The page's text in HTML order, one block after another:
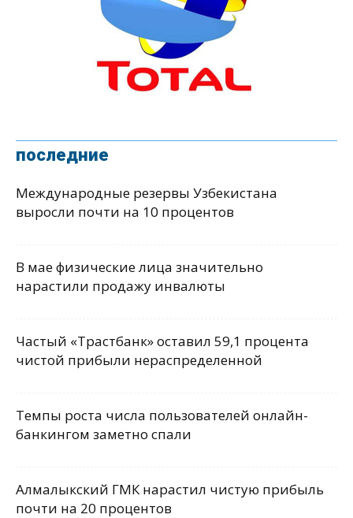
последние
Международные резервы Узбекистана
выросли почти на 10 процентов
В мае физические лица значительно
нарастили продажу инвалюты
Частый «Трастбанк» оставил 59,1 процента
чистой прибыли нераспределенной
Темпы роста числа пользователей онлайн-
банкингом заметно спали
Алмалыкский ГМК нарастил чистую прибыль
почти на 20 процентов